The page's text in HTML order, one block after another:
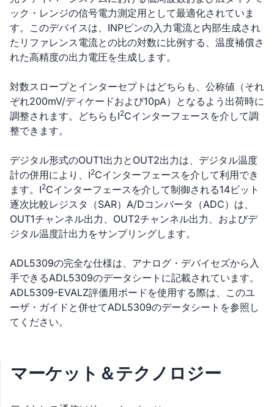
ック・レンジの信号電力測定用として最適化されていま
す。このデバイスは、INPピンの入力電流と内部生成され
たリファレンス電流との比の対数に比例する、温度補償さ
れた高精度の出力電圧を生成します。
対数スロープとインターセプトはどちらも、公称値（それ
ぞれ200mV/ディケードおよび10pA）となるよう出荷時に
調整されます。どちらもI2Cインターフェースを介して調
整できます。
デジタル形式のOUT1出力とOUT2出力は、デジタル温度
計の併用により、I2Cインターフェースを介して利用でき
ます。I2Cインターフェースを介して制御される14ビット
逐次比較レジスタ（SAR）A/Dコンバータ（ADC）は、
OUT1チャンネル出力、OUT2チャンネル出力、およびデ
ジタル温度計出力をサンプリングします。
ADL5309の完全な仕様は、アナログ・デバイセズから入
手できるADL5309のデータシートに記載されています。
ADL5309-EVALZ評価用ボードを使用する際は、このユ
ーザ・ガイドと併せてADL5309のデータシートを参照し
てください。
マーケット＆テクノロジー